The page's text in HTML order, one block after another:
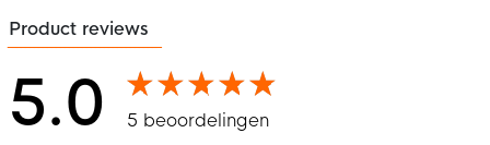
Product reviews
5.0 5 beoordelingen